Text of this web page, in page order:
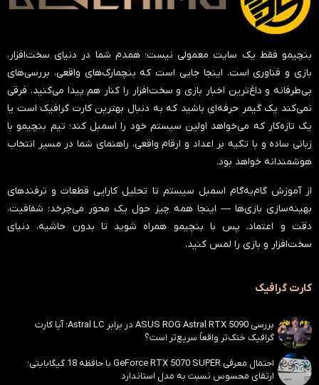
بنچیمو فقط یک سایت معمولی نیست؛ همدم شما در دنیای سخت‌افزار،
بازی و فناوری است. اینجا جایی است که بنچمارک‌های واقعی، بررسی‌های
بی‌طرفانه و داغ‌ترین اخبار بازی و سخت‌افزار را کنار هم پیدا می‌کنید. فرقی
نمی‌کند یک گیمر حرفه‌ای باشید که به دنبال بهترین کارت گرافیک است یا
یک تازه‌کار که می‌خواهد اولین سیستم خود را اسمبل کند؛ تیم بنچیمو با
زبانی ساده و با تکیه بر اعداد و ارقام واقعی، راهنمای شما در مسیر انتخاب
هوشمندانه خواهد بود.
از آموزش گام‌به‌گام اسمبل سیستم تا تحلیل کارایی قطعات و ترفندهای
بهینه‌سازی بازی‌ها — اینجا همه چیز حول یک محور می‌چرخد: شفافیت،
دقت و اعتماد. پس با بنچیمو همراه شوید تا بدون حاشیه، دنیای
سخت‌افزار و بازی را لمس کنید.
کارت گرافیک
بررسی ASUS ROG Astral RTX 5090 در برابر Astral LC؛ آیا کارت
گرافیک خنک‌تر واقعاً سریع‌تر است؟
احتمال معرفی GeForce RTX 5070 SUPER با حافظه 18 گیگابایتی؛
ارتقای محسوس نسبت به مدل استاندارد